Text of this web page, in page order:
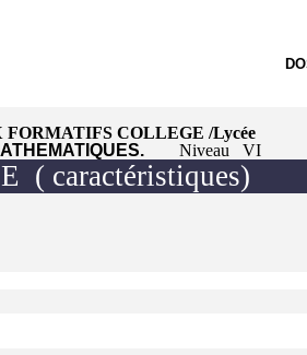
FORMATIFS COLLEGE /Lycée
Niveau VI
( caractéristiques)